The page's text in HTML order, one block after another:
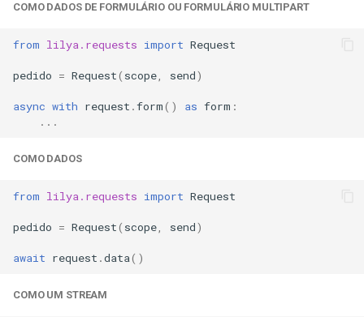
COMO DADOS DE FORMULÁRIO OU FORMULÁRIO MULTIPART
from lilya.requests import Request
pedido = Request( scope send)
async with request .form() as form :
...
COMO DADOS
from lilya.requests import Request
pedido = Request( scope send)
await request .data()
COMO UM STREAM